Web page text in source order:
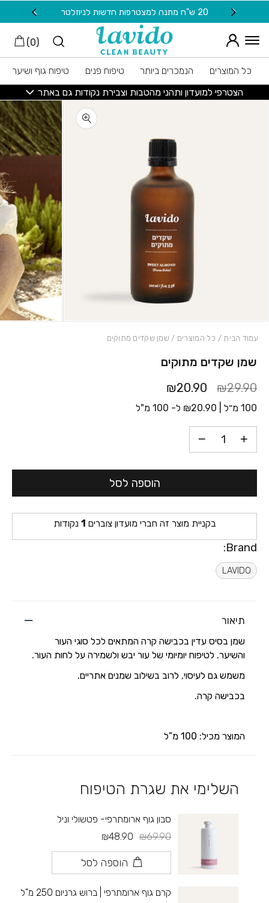
Skip to Content
20 ש"ח מתנה למצטרפות חדשות לניוזלטר
(
0
)
כל המוצרים הנמכרים ביותר טיפוח פנים
טיפוח גוף ושיער
הצטרפי למועדון ותהני מהטבות וצבירת נקודות גם באתר
שמן שקדים מתוקים
₪29.90
₪20.90
100 מ״ל | ₪20.90 ל- 100 מ"ל
כמות שמן שקדים מתוקים
הוספה לסל
בקניית מוצר זה חברי מועדון צוברים 1 נקודות
Brand:
LAVIDO
עמוד הבית / כל המוצרים / שמן שקדים מתוקים
תיאור
שמן בסיס עדין בכבישה קרה המתאים לכל סוגי העור
והשיער. לטיפוח יומיומי של עור יבש ולשמירה על לחות העור.
משמש גם לעיסוי, לרוב בשילוב שמנים אתריים.
בכבישה קרה.
המוצר מכיל: 100 מ”ל
השלימי את שגרת הטיפוח
סבון גוף ארומתרפי- פטשולי וניל
₪69.90
₪48.90
הוספה לסל
קרם גוף ארומתרפי | ברוש גרניום 250 מ"ל
בחזרה למעלה